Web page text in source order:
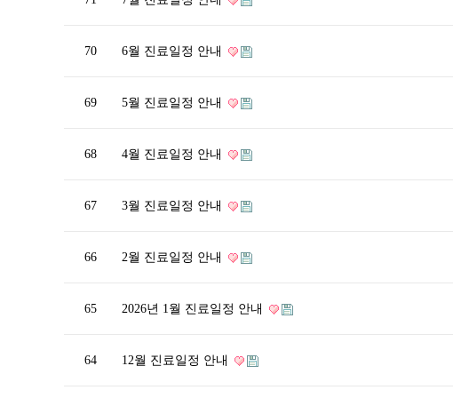
70 6월 진료일정 안내
69 5월 진료일정 안내
68 4월 진료일정 안내
67 3월 진료일정 안내
66 2월 진료일정 안내
65 2026년 1월 진료일정 안내
64 12월 진료일정 안내